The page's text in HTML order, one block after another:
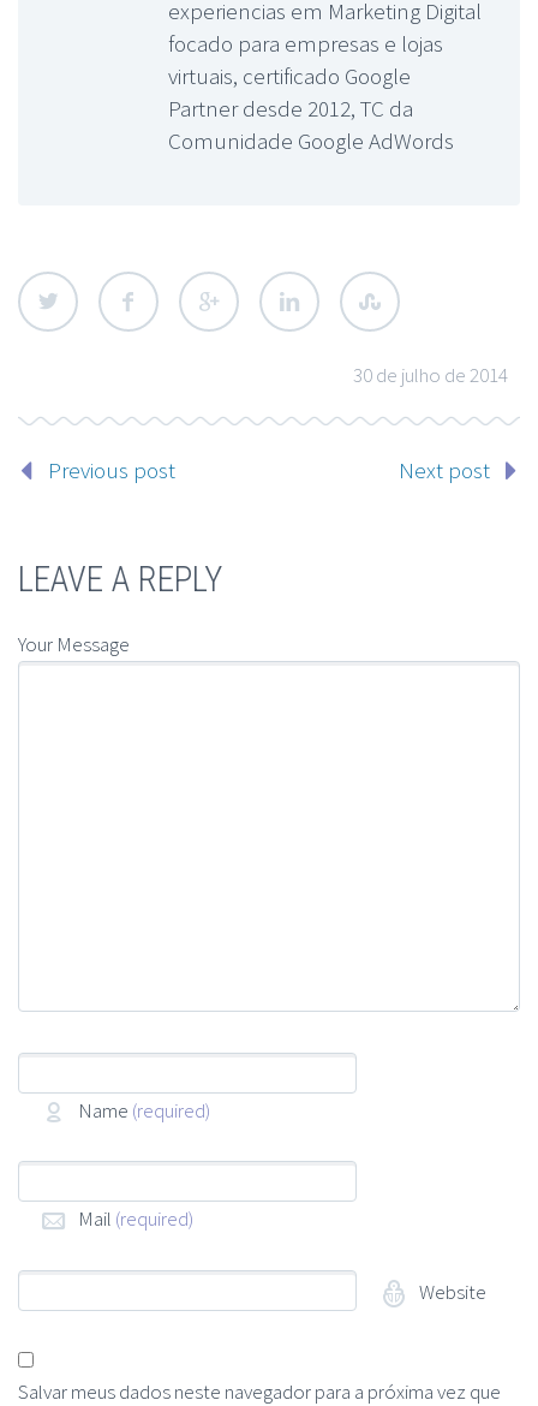
experiencias em Marketing Digital
focado para empresas e lojas
virtuais, certificado Google
Partner desde 2012, TC da
Comunidade Google AdWords
30 de julho de 2014
Previous post Next post
LEAVE A REPLY
Your Message
Name (required)
Mail (required)
Website
Salvar meus dados neste navegador para a próxima vez que